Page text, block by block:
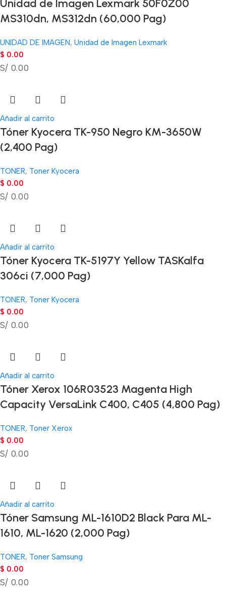
Unidad de Imagen Lexmark 50F0Z00
MS310dn, MS312dn (60,000 Pag)
UNIDAD DE IMAGEN, Unidad de Imagen Lexmark
$ 0.00
S/ 0.00
Añadir al carrito
Tóner Kyocera TK-950 Negro KM-3650W
(2,400 Pag)
TONER, Toner Kyocera
$ 0.00
S/ 0.00
Añadir al carrito
Tóner Kyocera TK-5197Y Yellow TASKalfa
306ci (7,000 Pag)
TONER, Toner Kyocera
$ 0.00
S/ 0.00
Añadir al carrito
Tóner Xerox 106R03523 Magenta High
Capacity VersaLink C400, C405 (4,800 Pag)
TONER, Toner Xerox
$ 0.00
S/ 0.00
Añadir al carrito
Tóner Samsung ML-1610D2 Black Para ML-
1610, ML-1620 (2,000 Pag)
TONER, Toner Samsung
$ 0.00
S/ 0.00